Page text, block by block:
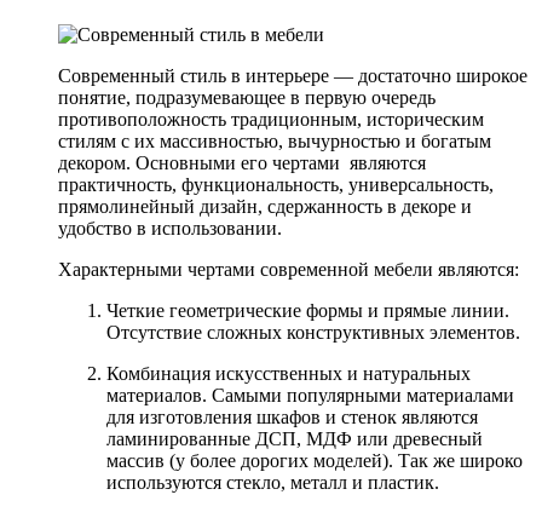
Современный стиль в интерьере — достаточно широкое
понятие, подразумевающее в первую очередь
противоположность традиционным, историческим
стилям с их массивностью, вычурностью и богатым
декором. Основными его чертами являются
практичность, функциональность, универсальность,
прямолинейный дизайн, сдержанность в декоре и
удобство в использовании.
Характерными чертами современной мебели являются:
Четкие геометрические формы и прямые линии.
Отсутствие сложных конструктивных элементов.
Комбинация искусственных и натуральных
материалов. Самыми популярными материалами
для изготовления шкафов и стенок являются
ламинированные ДСП, МДФ или древесный
массив (у более дорогих моделей). Так же широко
используются стекло, металл и пластик.